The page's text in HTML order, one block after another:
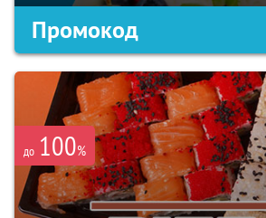
Промокод
до 100%